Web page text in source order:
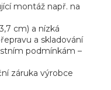
montáž např. na
cm) a nízká
a skladování
podmínkám –
záruka výrobce